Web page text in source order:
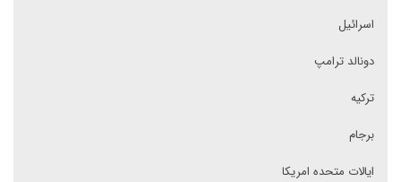
اسرائیل
دونالد ترامپ
ترکیه
برجام
ایالات متحده امریکا